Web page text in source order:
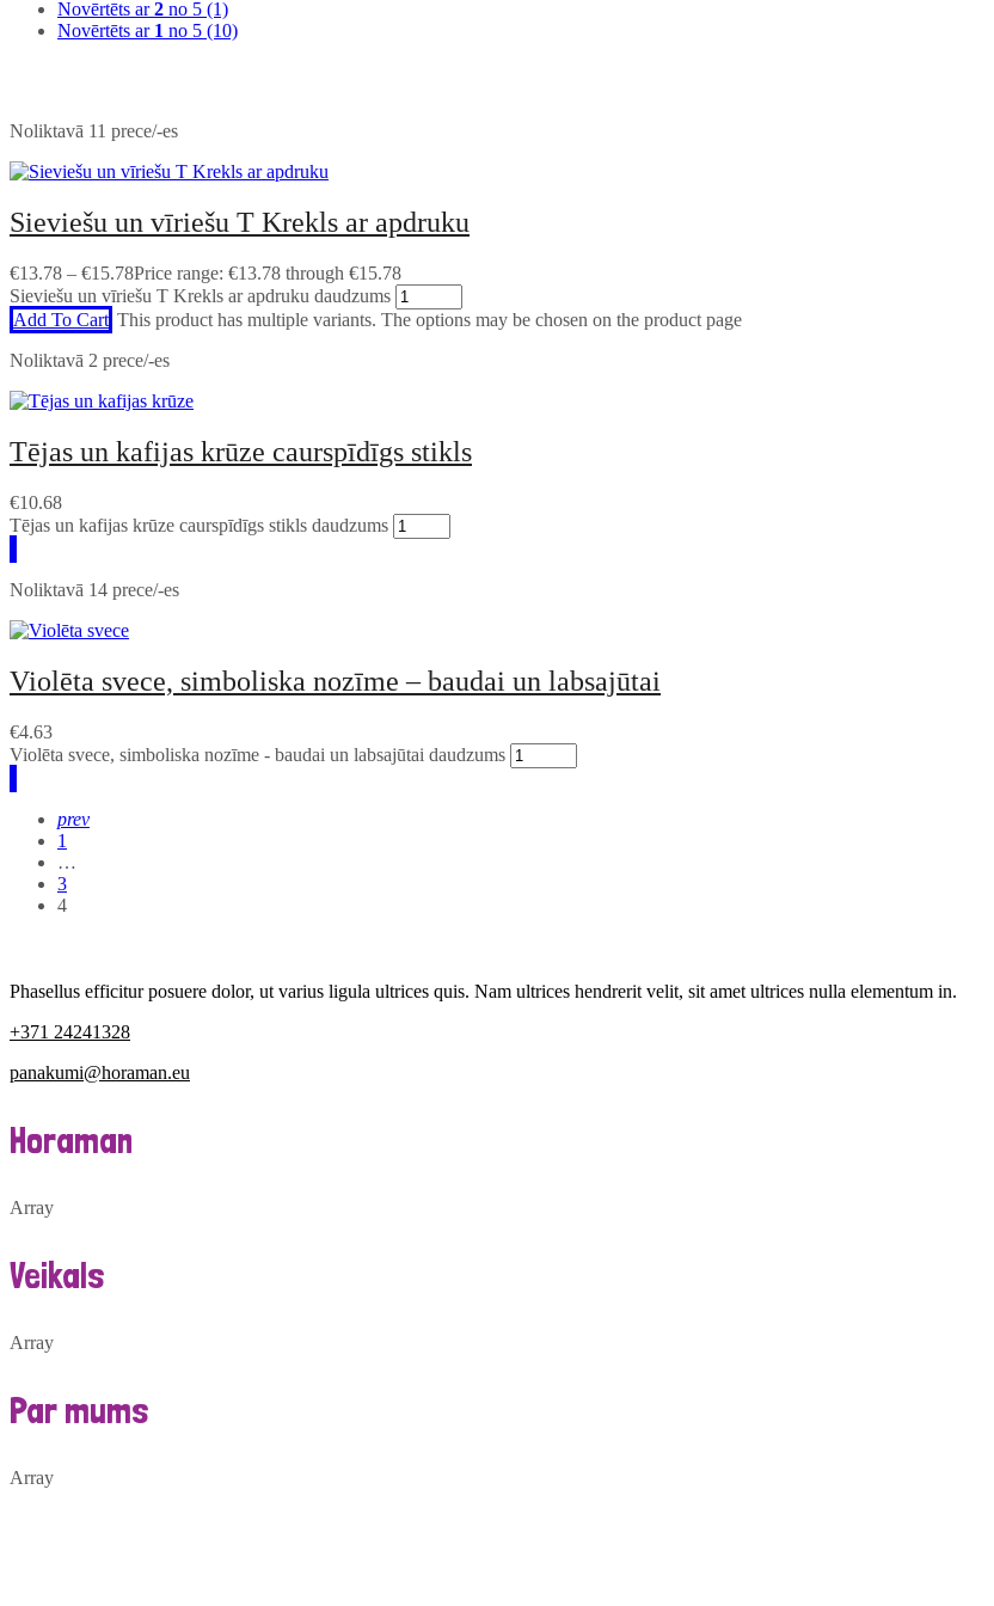
Personībai
Novērtēts ar2 no 5 (1)
Novērtēts ar 1 no 5 (10)
Noliktavā 11 prece/-es
Sieviešu un vīriešu T Krekls ar apdruku
€13.78 – €15.78Price range: €13.78 through €15.78
Sieviešu un vīriešu T Krekls ar apdruku daudzums
Add To Cart This product has multiple variants. The options may be chosen on the product page
Noliktavā 2 prece/-es
Tējas un kafijas krūze caurspīdīgs stikls
€10.68
Tējas un kafijas krūze caurspīdīgs stikls daudzums
Noliktavā 14 prece/-es
Violēta svece, simboliska nozīme – baudai un labsajūtai
€4.63
Violēta svece, simboliska nozīme - baudai un labsajūtai daudzums
prev
1
…
3
4
Phasellus efficitur posuere dolor, ut varius ligula ultrices quis. Nam ultrices hendrerit velit, sit amet ultrices nulla elementum in.
+371 24241328
panakumi@horaman.eu
Horaman
Array
Veikals
Array
Par mums
Array